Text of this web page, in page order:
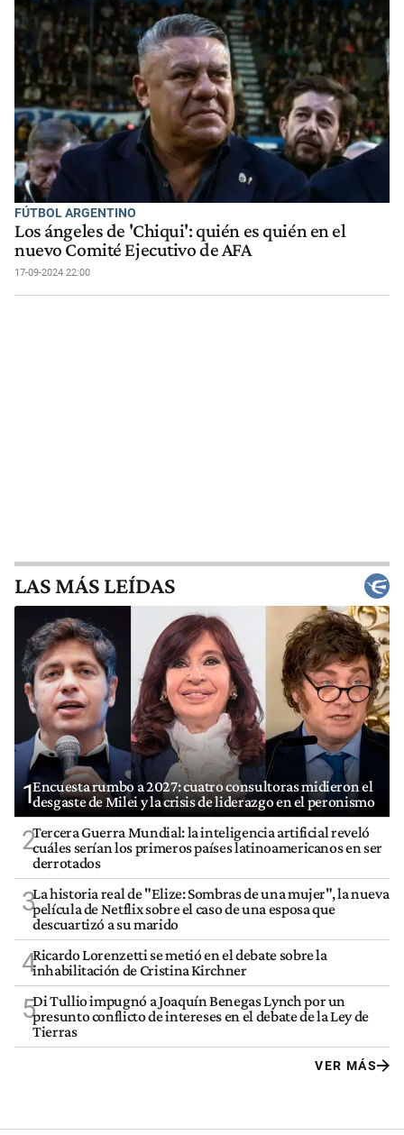
FÚTBOL ARGENTINO
Los ángeles de 'Chiqui': quién es quién en el
nuevo Comité Ejecutivo de AFA
17-09-2024 22:00
LAS MÁS LEÍDAS
1Encuesta rumbo a 2027: cuatro consultoras midieron el
desgaste de Milei y la crisis de liderazgo en el peronismo
2Tercera Guerra Mundial: la inteligencia artificial reveló
cuáles serían los primeros países latinoamericanos en ser
derrotados
3La historia real de "Elize: Sombras de una mujer", la nueva
película de Netflix sobre el caso de una esposa que
descuartizó a su marido
4Ricardo Lorenzetti se metió en el debate sobre la
inhabilitación de Cristina Kirchner
5Di Tullio impugnó a Joaquín Benegas Lynch por un
presunto conflicto de intereses en el debate de la Ley de
Tierras
VER MÁS